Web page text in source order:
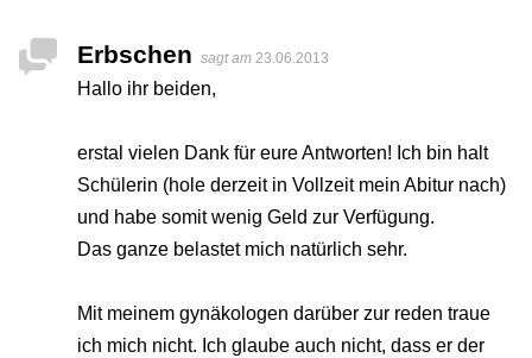
Erbschen sagt am 23.06.2013
Hallo ihr beiden,
erstal vielen Dank für eure Antworten! Ich bin halt
Schülerin (hole derzeit in Vollzeit mein Abitur nach)
und habe somit wenig Geld zur Verfügung.
Das ganze belastet mich natürlich sehr.
Mit meinem gynäkologen darüber zur reden traue
ich mich nicht. Ich glaube auch nicht, dass er der